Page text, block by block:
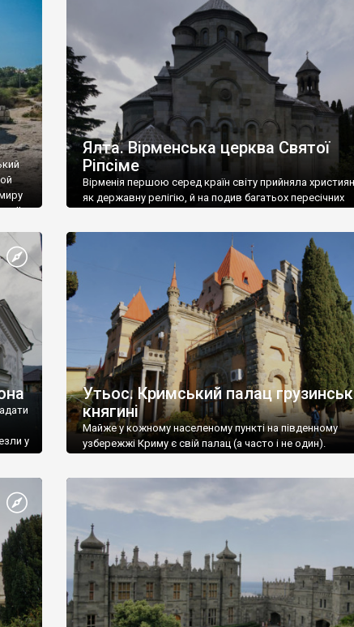
називаються «повстяками» (postaki)…” “Вино. Крим
виробляє відмінне вино і його вдосталь: воно все
легке біле і дуже […]
ІІ,
Ялта. Вірменська церква Святої
Ріпсіме
Вірменія першою серед країн світу прийняла
як державну релігію, й на подив багатьох пересічних
у
Утьос. Кримський палац
княгині
Майже у кожному населеному пункті на південному
узбережжі Криму є свій палац (а часто і не один).